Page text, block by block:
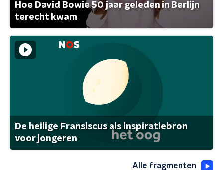
Hoe David Bowie 50 jaar geleden in Berlijn
terecht kwam
De heilige Fransiscus als inspiratiebron
voor jongeren
Alle fragmenten